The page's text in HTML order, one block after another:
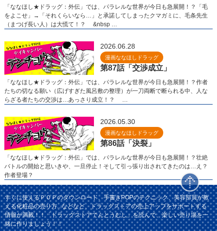
「ななほし★ドラッグ：外伝」では、パラレルな世界が今日も急展開！？「毛
をよこせ」→「それくらいなら…」と承諾してしまったクマガミに、毛条先生
（まつげ長い人）は大慌て！？ &nbsp …
2026.06.28
漫画ななほしドラッグ
第87話「交渉成立」
「ななほし★ドラッグ：外伝」では、パラレルな世界が今日も急展開！？作者
たちの切なる願い（広げすぎた風呂敷の整理）が一刀両断で断られる中、人な
らざる者たちの交渉は…あっさり成立！？ …
2026.05.30
漫画ななほしドラッグ
第86話「決裂」
「ななほし★ドラッグ：外伝」では、パラレルな世界が今日も急展開！？壮絶
バトルの開始と思いきや、一旦停止！そして引っ張り出されてきたのは…え？
作者登場？
すぐに使えるＰＯＰのダウンロード、手書きPOPのテクニック、美容部員が教
える化粧品の売り方...などなど、ドラッグストアの売上アップをサポートする
情報が満載！！「ドラッグストアてんとうむし」を読んで、楽しい売り場を一
緒に作りましょう！！